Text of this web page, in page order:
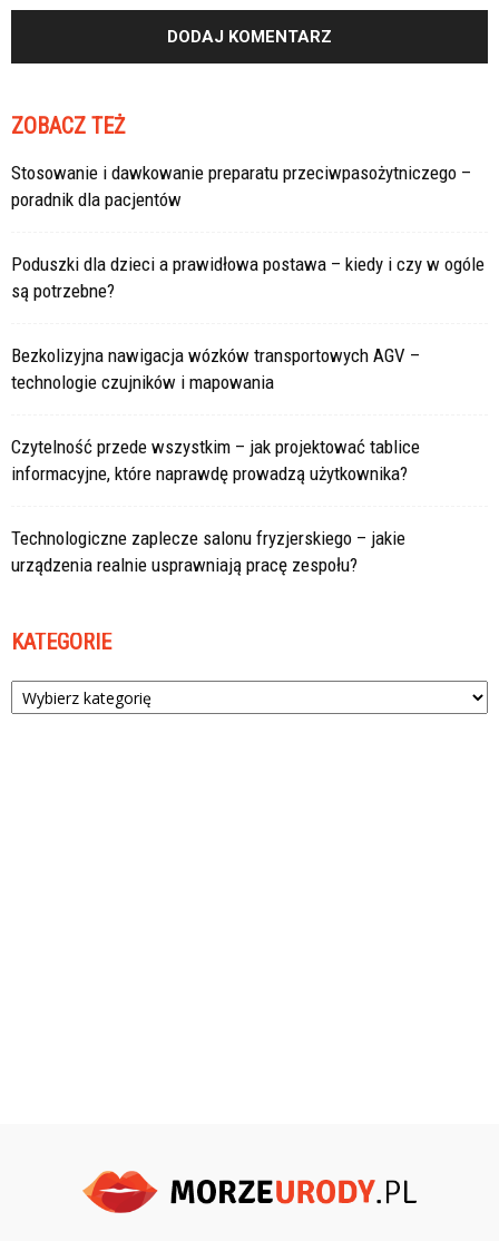
ZOBACZ TEŻ
Stosowanie i dawkowanie preparatu przeciwpasożytniczego –
poradnik dla pacjentów
Poduszki dla dzieci a prawidłowa postawa – kiedy i czy w ogóle
są potrzebne?
Bezkolizyjna nawigacja wózków transportowych AGV –
technologie czujników i mapowania
Czytelność przede wszystkim – jak projektować tablice
informacyjne, które naprawdę prowadzą użytkownika?
Technologiczne zaplecze salonu fryzjerskiego – jakie
urządzenia realnie usprawniają pracę zespołu?
KATEGORIE
Kategorie